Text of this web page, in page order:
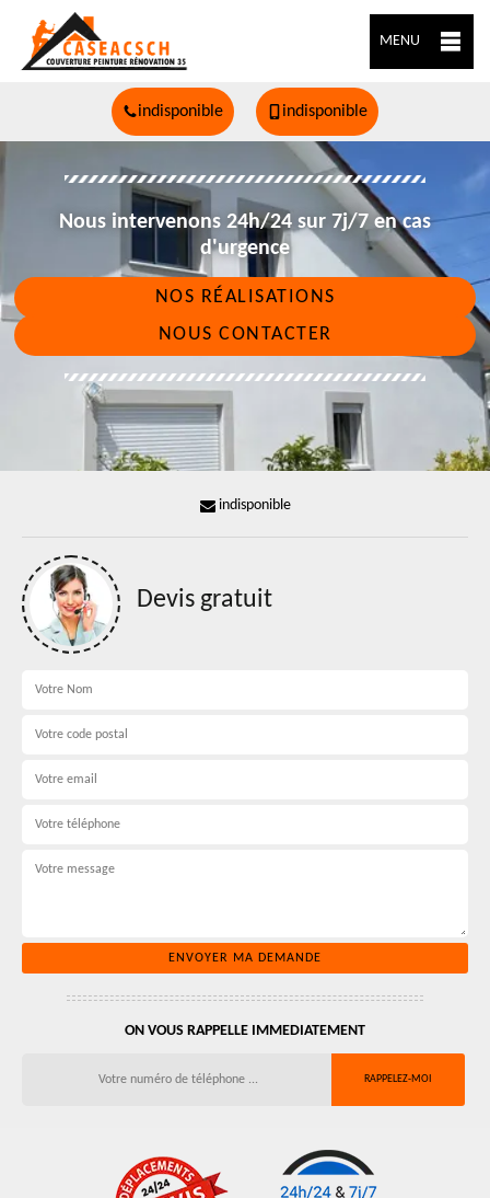
MENU
indisponible indisponible
Nous intervenons 24h/24 sur 7j/7 en cas
d'urgence
NOS RÉALISATIONS
NOUS CONTACTER
indisponible
Devis gratuit
ON VOUS RAPPELLE IMMEDIATEMENT